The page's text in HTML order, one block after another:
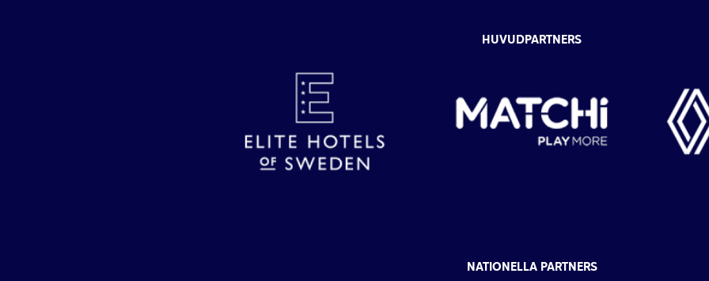
HUVUDPARTNERS
NATIONELLA PARTNERS